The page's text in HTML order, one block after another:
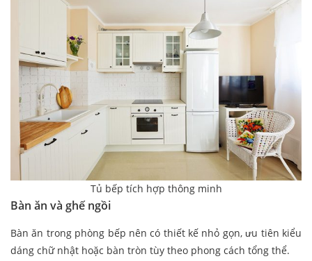
Tủ bếp tích hợp thông minh
Bàn ăn và ghế ngồi
Bàn ăn trong phòng bếp nên có thiết kế nhỏ gọn, ưu tiên kiểu
dáng chữ nhật hoặc bàn tròn tùy theo phong cách tổng thể.